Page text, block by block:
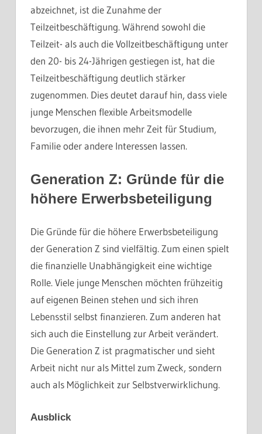
abzeichnet, ist die Zunahme der
Teilzeitbeschäftigung. Während sowohl die
Teilzeit- als auch die Vollzeitbeschäftigung unter
den 20- bis 24-Jährigen gestiegen ist, hat die
Teilzeitbeschäftigung deutlich stärker
zugenommen. Dies deutet darauf hin, dass viele
junge Menschen flexible Arbeitsmodelle
bevorzugen, die ihnen mehr Zeit für Studium,
Familie oder andere Interessen lassen.
Generation Z: Gründe für die
höhere Erwerbsbeteiligung
Die Gründe für die höhere Erwerbsbeteiligung
der Generation Z sind vielfältig. Zum einen spielt
die finanzielle Unabhängigkeit eine wichtige
Rolle. Viele junge Menschen möchten frühzeitig
auf eigenen Beinen stehen und sich ihren
Lebensstil selbst finanzieren. Zum anderen hat
sich auch die Einstellung zur Arbeit verändert.
Die Generation Z ist pragmatischer und sieht
Arbeit nicht nur als Mittel zum Zweck, sondern
auch als Möglichkeit zur Selbstverwirklichung.
Ausblick